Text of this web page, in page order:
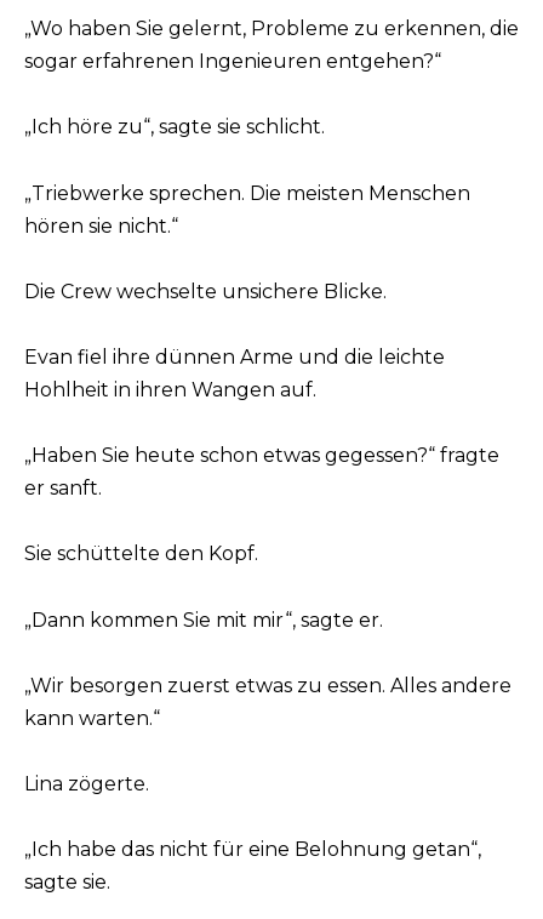
„Wo haben Sie gelernt, Probleme zu erkennen, die
sogar erfahrenen Ingenieuren entgehen?“
„Ich höre zu“, sagte sie schlicht.
„Triebwerke sprechen. Die meisten Menschen
hören sie nicht.“
Die Crew wechselte unsichere Blicke.
Evan fiel ihre dünnen Arme und die leichte
Hohlheit in ihren Wangen auf.
„Haben Sie heute schon etwas gegessen?“ fragte
er sanft.
Sie schüttelte den Kopf.
„Dann kommen Sie mit mir“, sagte er.
„Wir besorgen zuerst etwas zu essen. Alles andere
kann warten.“
Lina zögerte.
„Ich habe das nicht für eine Belohnung getan“,
sagte sie.